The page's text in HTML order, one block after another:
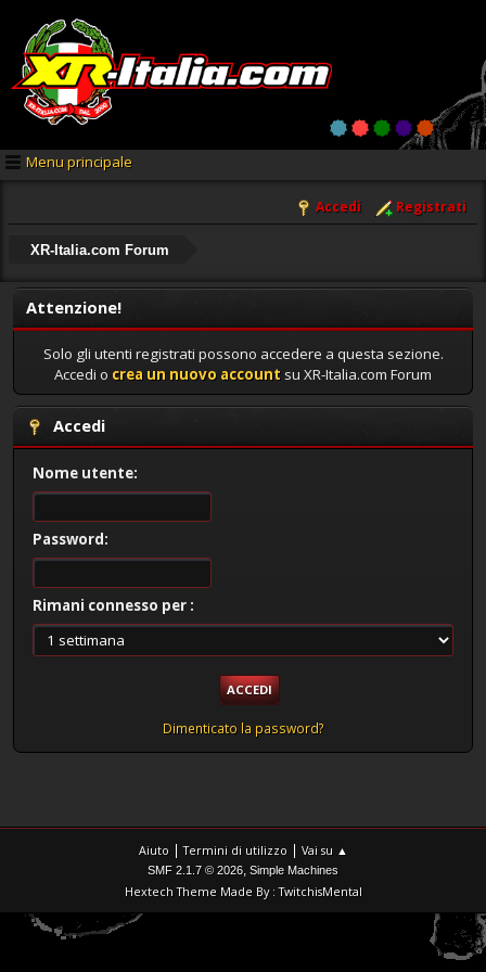
Menu principale
Accedi Registrati
XR-Italia.com Forum
Attenzione!
Solo gli utenti registrati possono accedere a questa sezione.
Accedi o crea un nuovo account su XR-Italia.com Forum
Accedi
Nome utente:
Password:
Rimani connesso per :
Dimenticato la password?
Aiuto |Termini di utilizzo | Vai su ▲
SMF 2.1.7 © 2026, Simple Machines
Hextech Theme Made By : TwitchisMental